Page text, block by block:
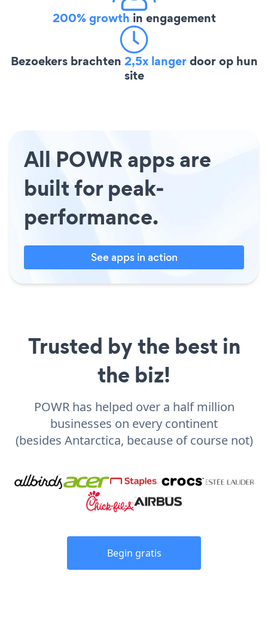
200% growth in engagement
Bezoekers brachten 2,5x langerdoor op hun
site
All POWR apps are
built for peak-
performance.
See apps in action
Trusted by the best in
the biz!
POWR has helped over a half million
businesses on every continent
(besides Antarctica, because of course not)
Begin gratis